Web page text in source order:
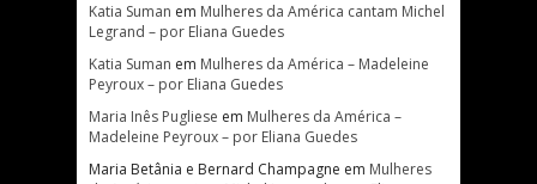
Katia Suman em Mulheres da América cantam Michel
Legrand – por Eliana Guedes
Katia Suman em Mulheres da América – Madeleine
Peyroux – por Eliana Guedes
Maria Inês Pugliese em Mulheres da América –
Madeleine Peyroux – por Eliana Guedes
Maria Betânia e Bernard Champagne em Mulheres